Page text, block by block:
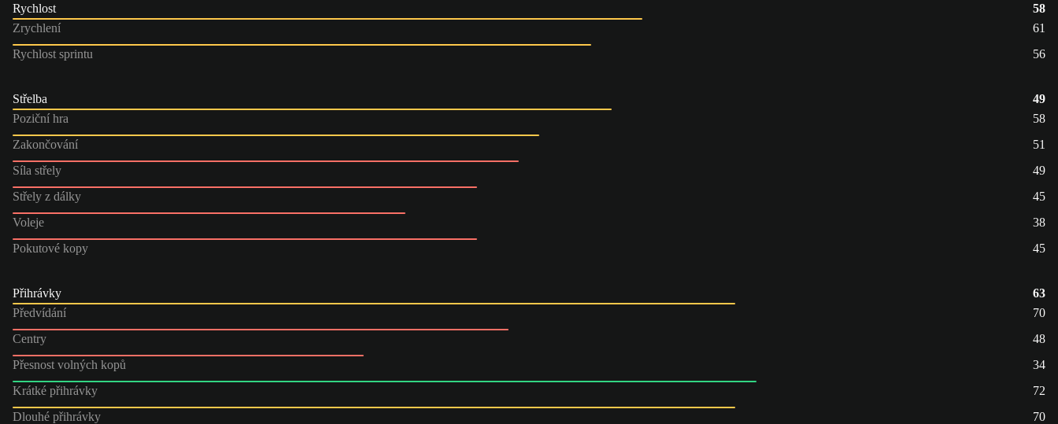
Rychlost
58
Zrychlení
61
Rychlost sprintu
56
Střelba
49
Poziční hra
58
Zakončování
51
Síla střely
49
Střely z dálky
45
Voleje
38
Pokutové kopy
45
Přihrávky
63
Předvídání
70
Centry
48
Přesnost volných kopů
34
Krátké přihrávky
72
Dlouhé přihrávky
70